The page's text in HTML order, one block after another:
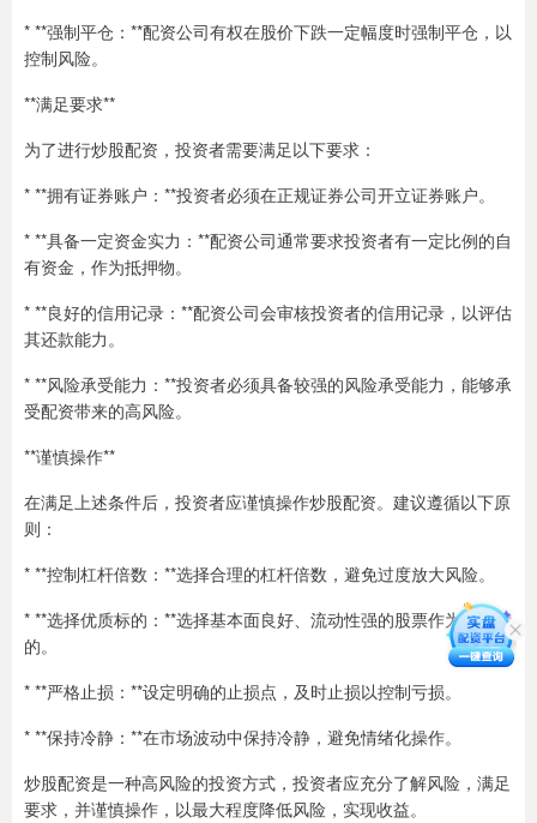
* **强制平仓：**配资公司有权在股价下跌一定幅度时强制平仓，以
控制风险。
**满足要求**
为了进行炒股配资，投资者需要满足以下要求：
* **拥有证券账户：**投资者必须在正规证券公司开立证券账户。
* **具备一定资金实力：**配资公司通常要求投资者有一定比例的自
有资金，作为抵押物。
* **良好的信用记录：**配资公司会审核投资者的信用记录，以评估
其还款能力。
* **风险承受能力：**投资者必须具备较强的风险承受能力，能够承
受配资带来的高风险。
**谨慎操作**
在满足上述条件后，投资者应谨慎操作炒股配资。建议遵循以下原
则：
* **控制杠杆倍数：**选择合理的杠杆倍数，避免过度放大风险。
* **选择优质标的：**选择基本面良好、流动性强的股票作为配资标
的。
* **严格止损：**设定明确的止损点，及时止损以控制亏损。
* **保持冷静：**在市场波动中保持冷静，避免情绪化操作。
炒股配资是一种高风险的投资方式，投资者应充分了解风险，满足
要求，并谨慎操作，以最大程度降低风险，实现收益。